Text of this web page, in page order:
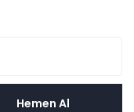
Hemen Al